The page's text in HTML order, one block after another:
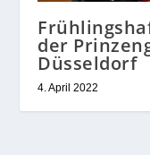
der
Düsseldorf
4. April 2022